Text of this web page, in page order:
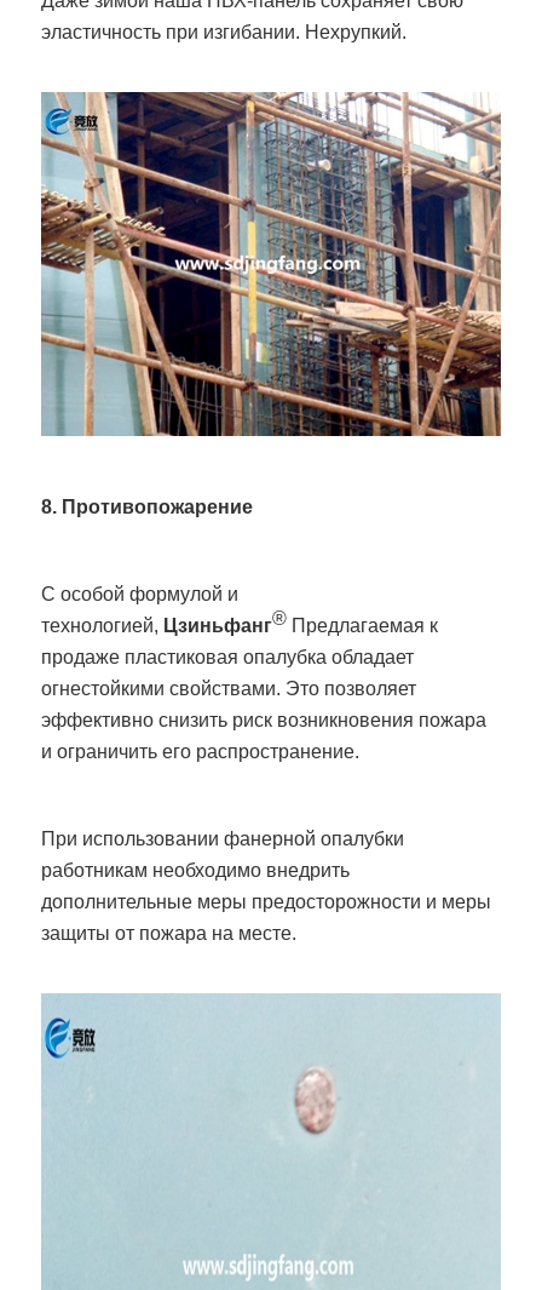
эластичность при изгибании. Нехрупкий.
8. Противопожарение
С особой формулой и
технологией, Цзиньфанг® Предлагаемая к
продаже пластиковая опалубка обладает
огнестойкими свойствами. Это позволяет
эффективно снизить риск возникновения пожара
и ограничить его распространение.
При использовании фанерной опалубки
работникам необходимо внедрить
дополнительные меры предосторожности и меры
защиты от пожара на месте.